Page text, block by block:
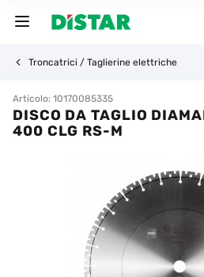
Troncatrici / Taglierine elettriche
Articolo: 10170085335
DISCO DA TAGLIO
400 CLG RS-M